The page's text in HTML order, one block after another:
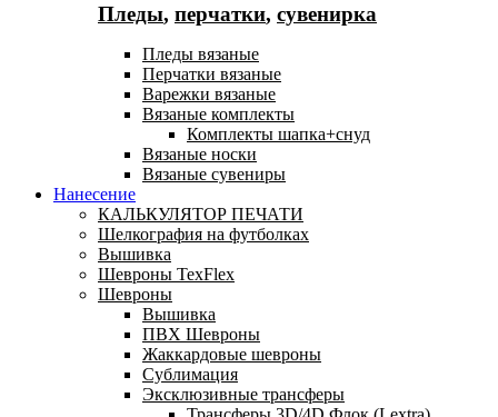
Пледы, перчатки, сувенирка
Пледы вязаные
Перчатки вязаные
Варежки вязаные
Вязаные комплекты
Комплекты шапка+снуд
Вязаные носки
Вязаные сувениры
Нанесение
КАЛЬКУЛЯТОР ПЕЧАТИ
Шелкография на футболках
Вышивка
Шевроны TexFlex
Шевроны
Вышивка
ПВХ Шевроны
Жаккардовые шевроны
Сублимация
Эксклюзивные трансферы